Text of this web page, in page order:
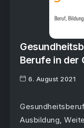
Berufe in der
6. August 2021
Ausbildung,